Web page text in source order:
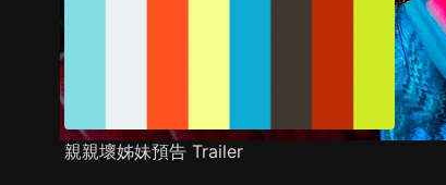
親親壞姊妹預告 Trailer